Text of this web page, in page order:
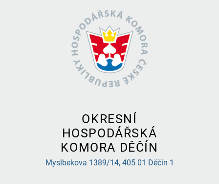
OKRESNÍ
HOSPODÁŘSKÁ
KOMORA DĚČÍN
Myslbekova 1389/14, 405 01 Děčín 1